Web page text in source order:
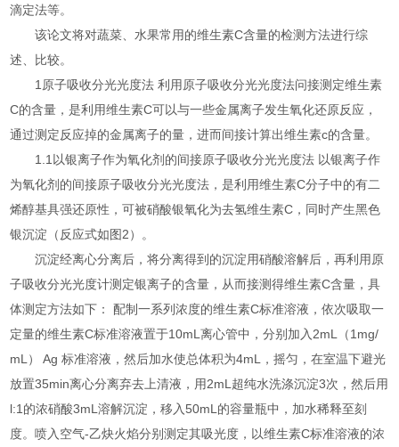
滴定法等。
该论文将对蔬菜、水果常用的维生素C含量的检测方法进行综
述、比较。
1原子吸收分光光度法 利用原子吸收分光光度法问接测定维生素
C的含量，是利用维生素C可以与一些金属离子发生氧化还原反应，
通过测定反应掉的金属离子的量，进而间接计算出维生素c的含量。
1.1以银离子作为氧化剂的间接原子吸收分光光度法 以银离子作
为氧化剂的间接原子吸收分光光度法，是利用维生素C分子中的有二
烯醇基具强还原性，可被硝酸银氧化为去氢维生素C，同时产生黑色
银沉淀（反应式如图2）。
沉淀经离心分离后，将分离得到的沉淀用硝酸溶解后，再利用原
子吸收分光光度计测定银离子的含量，从而接测得维生素C含量，具
体测定方法如下： 配制一系列浓度的维生素C标准溶液，依次吸取一
定量的维生素C标准溶液置于10mL离心管中，分别加入2mL（1mg/
mL） Ag 标准溶液，然后加水使总体积为4mL，摇匀，在室温下避光
放置35min离心分离弃去上清液，用2mL超纯水洗涤沉淀3次，然后用
l:1的浓硝酸3mL溶解沉淀，移入50mL的容量瓶中，加水稀释至刻
度。喷入空气-乙炔火焰分别测定其吸光度，以维生素C标准溶液的浓